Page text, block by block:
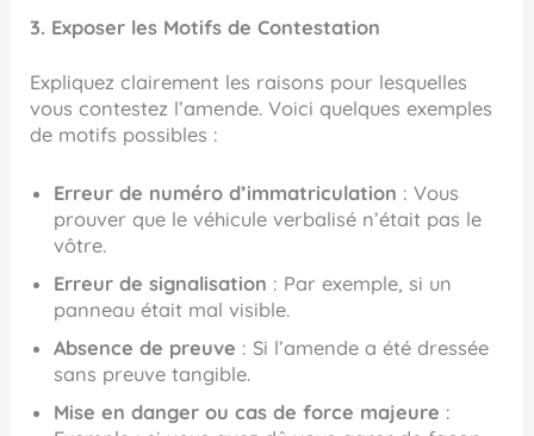
3. Exposer les Motifs de Contestation
Expliquez clairement les raisons pour lesquelles
vous contestez l’amende. Voici quelques exemples
de motifs possibles :
Erreur de numéro d’immatriculation : Vous
prouver que le véhicule verbalisé n’était pas le
vôtre.
Erreur de signalisation : Par exemple, si un
panneau était mal visible.
Absence de preuve : Si l’amende a été dressée
sans preuve tangible.
Mise en danger ou cas de force majeure :